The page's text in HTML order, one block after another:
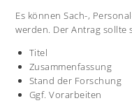
Es können Sach-,
werden. Der Antrag sollte
Titel
Zusammenfassung
Stand der Forschung
Ggf. Vorarbeiten